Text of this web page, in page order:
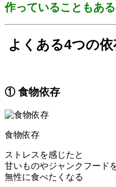
作っていることもある
よくある4つの
① 食物依存
食物依存
ストレスを感じたと
甘いものやジャンクフード
無性に食べたくなる